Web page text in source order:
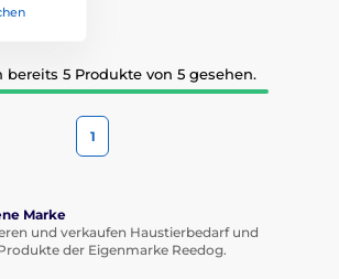
bereits 5 Produkte von 5 gesehen.
1
Marke
und verkaufen Haustierbedarf und
der Eigenmarke Reedog.